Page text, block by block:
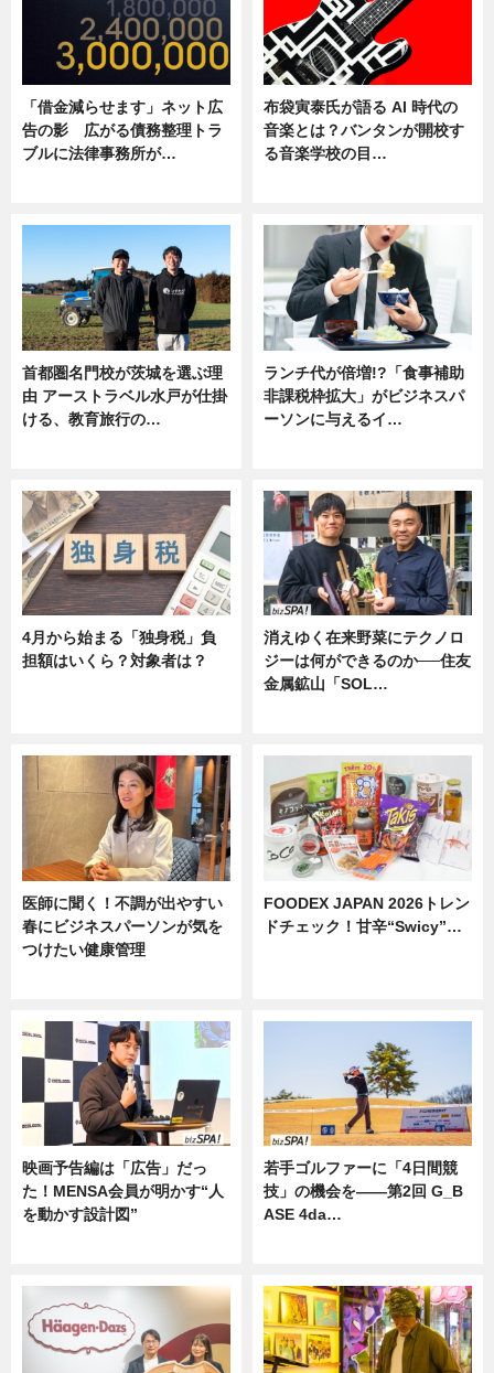
「借金減らせます」ネット広
告の影 広がる債務整理トラ
ブルに法律事務所が…
布袋寅泰氏が語る AI 時代の
音楽とは？バンタンが開校す
る音楽学校の目…
首都圏名門校が茨城を選ぶ理
由 アーストラベル水戸が仕掛
ける、教育旅行の…
ランチ代が倍増!?「食事補助
非課税枠拡大」がビジネスパ
ーソンに与えるイ…
4月から始まる「独身税」負
担額はいくら？対象者は？
消えゆく在来野菜にテクノロ
ジーは何ができるのか──住友
金属鉱山「SOL…
医師に聞く！不調が出やすい
春にビジネスパーソンが気を
つけたい健康管理
FOODEX JAPAN 2026トレン
ドチェック！甘辛“Swicy”…
映画予告編は「広告」だっ
た！MENSA会員が明かす“人
を動かす設計図”
若手ゴルファーに「4日間競
技」の機会を——第2回 G_B
ASE 4da…